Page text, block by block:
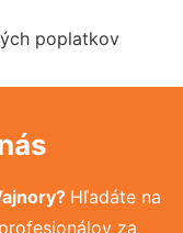
poplatkov
Hľadáte na
za